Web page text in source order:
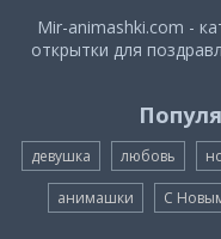
Mir-animashki.com -
открытки для
девушка любовь
анимашки С